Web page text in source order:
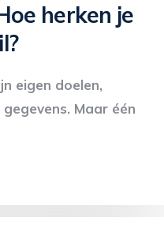
herken je
eigen doelen,
Maar één